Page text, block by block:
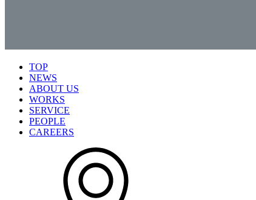
TOP
NEWS
ABOUT US
WORKS
SERVICE
PEOPLE
CAREERS